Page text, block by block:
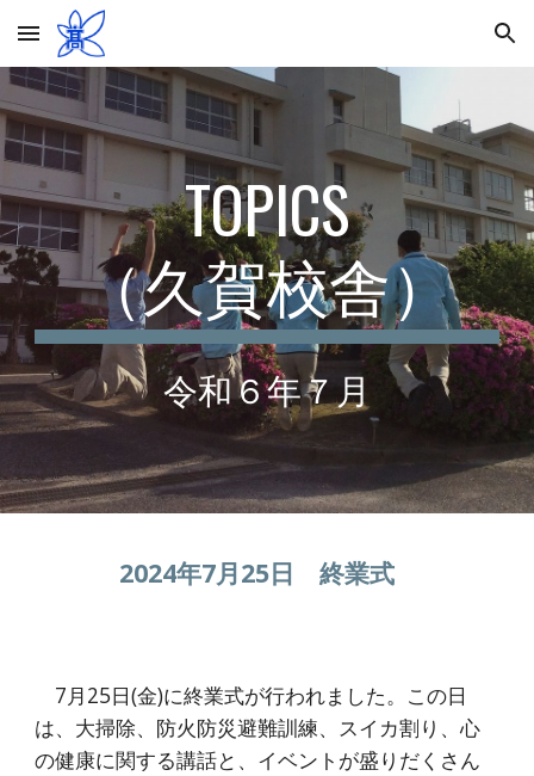
Skip to main content Skip to navigation
TOPICS
（久賀校舎）
令和６年７月
2024年7月25日終業式
7月25日(金)に終業式が行われました。この日
は、大掃除、防火防災避難訓練、スイカ割り、心
の健康に関する講話と、イベントが盛りだくさん